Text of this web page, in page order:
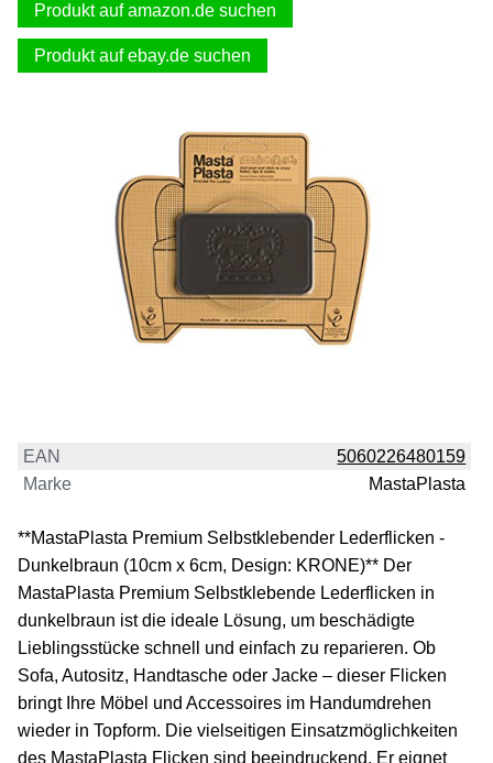
Produkt auf amazon.de suchen
Produkt auf ebay.de suchen
EAN
5060226480159
Marke
MastaPlasta
**MastaPlasta Premium Selbstklebender Lederflicken -
Dunkelbraun (10cm x 6cm, Design: KRONE)** Der
MastaPlasta Premium Selbstklebende Lederflicken in
dunkelbraun ist die ideale Lösung, um beschädigte
Lieblingsstücke schnell und einfach zu reparieren. Ob
Sofa, Autositz, Handtasche oder Jacke – dieser Flicken
bringt Ihre Möbel und Accessoires im Handumdrehen
wieder in Topform. Die vielseitigen Einsatzmöglichkeiten
des MastaPlasta Flicken sind beeindruckend. Er eignet